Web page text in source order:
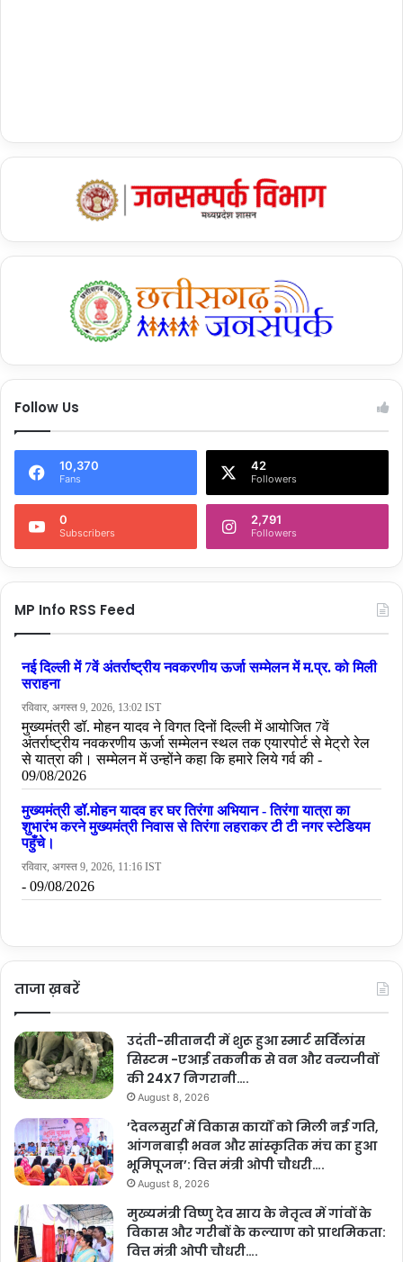
Follow Us
10,370
Fans
42
Followers
0
Subscribers
2,791
Followers
MP Info RSS Feed
ताजा ख़बरें
उदंती-सीतानदी में शुरू हुआ स्मार्ट सर्विलांस
सिस्टम -एआई तकनीक से वन और वन्यजीवों
की 24X7 निगरानी….
August 8, 2026
’देवलसुर्रा में विकास कार्यों को मिली नई गति,
आंगनबाड़ी भवन और सांस्कृतिक मंच का हुआ
भूमिपूजन’: वित्त मंत्री ओपी चौधरी….
August 8, 2026
मुख्यमंत्री विष्णु देव साय के नेतृत्व में गांवों के
विकास और गरीबों के कल्याण को प्राथमिकता:
वित्त मंत्री ओपी चौधरी….